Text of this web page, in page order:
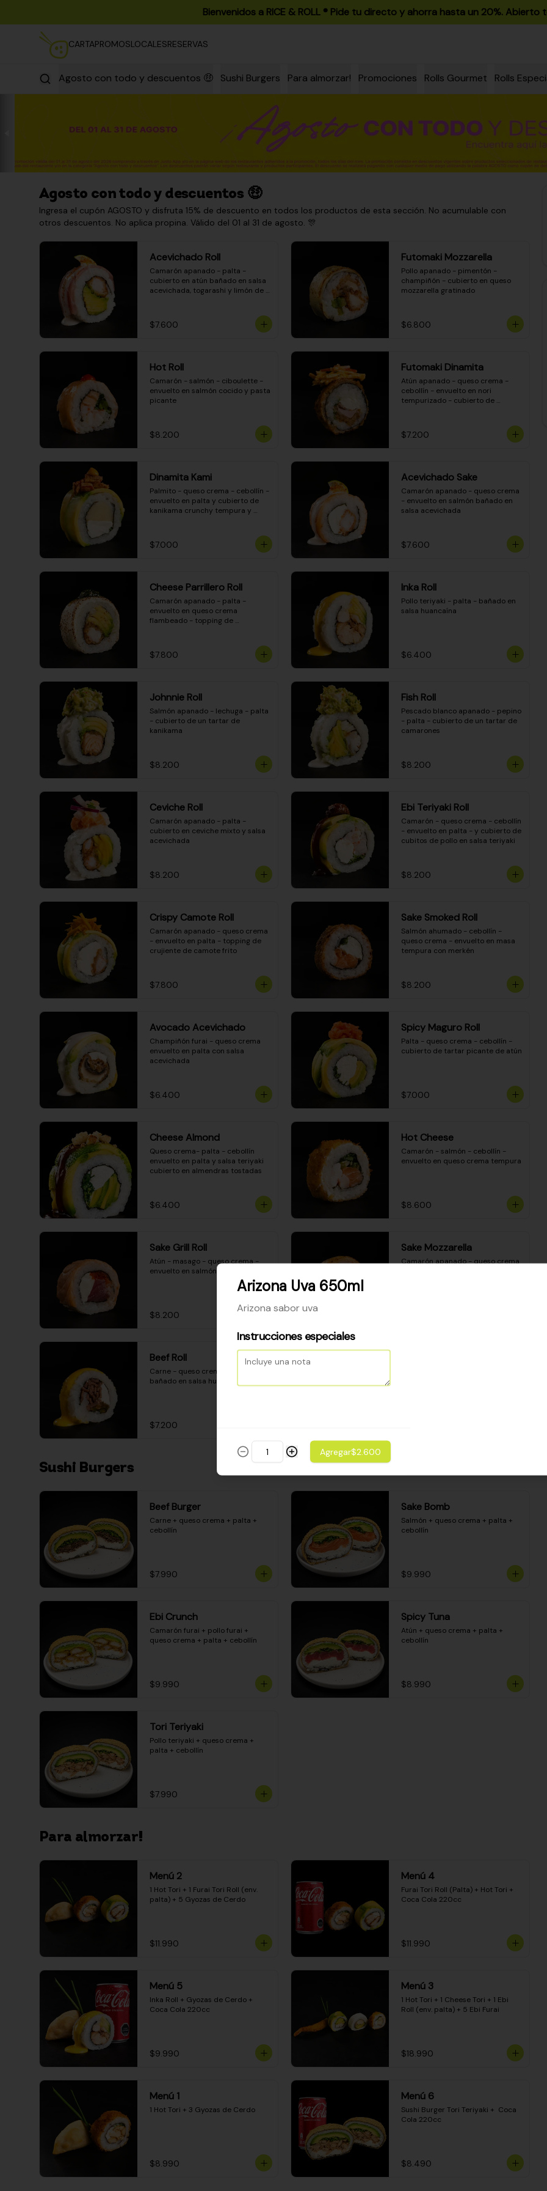
Bienvenidos a RICE & ROLL ®️ Pide tu directo y ahorra hasta un 20%. Abierto
CARTAPROMOSLOCALESRESERVAS
Agosto con todo y descuentos 🤑 Sushi Burgers Para almorzar! Promociones Rolls Gourmet Rolls
Agosto con todo y descuentos 🤑
Ingresa el cupón AGOSTO y disfruta 15% de descuento en todos los productos de esta sección. No acumulable con
otros descuentos. No aplica propina. Válido del 01 al 31 de agosto. 🎊
Acevichado Roll
Camarón apanado - palta -
cubierto en atún bañado en salsa
acevichada, togarashi y limón de
$7.600
Futomaki Mozzarella
Pollo apanado - pimentón -
champiñón - cubierto en queso
mozzarella gratinado
$6.800
Hot Roll
Camarón - salmón - ciboulette -
envuelto en salmón cocido y pasta
picante
$8.200
Futomaki Dinamita
Atún apanado - queso crema -
cebollín - envuelto en nori
tempurizado - cubierto de
$7.200
Dinamita Kami
Palmito - queso crema - cebollín -
envuelto en palta y cubierto de
kanikama crunchy tempura y
$7.000
Acevichado Sake
Camarón apanado - queso crema
- envuelto en salmón bañado en
salsa acevichada
$7.600
Cheese Parrillero Roll
Camarón apanado - palta -
envuelto en queso crema
flambeado - topping de
$7.800
Inka Roll
Pollo teriyaki - palta - bañado en
salsa huancaína
$6.400
Johnnie Roll
Salmón apanado - lechuga - palta
- cubierto de un tartar de
kanikama
$8.200
Fish Roll
Pescado blanco apanado - pepino
- palta - cubierto de un tartar de
camarones
$8.200
Ceviche Roll
Camarón apanado - palta -
cubierto en ceviche mixto y salsa
acevichada
$8.200
Ebi Teriyaki Roll
Camarón - queso crema - cebollín
- envuelto en palta - y cubierto de
cubitos de pollo en salsa teriyaki
$8.200
Crispy Camote Roll
Camarón apanado - queso crema
- envuelto en palta - topping de
crujiente de camote frito
$7.800
Sake Smoked Roll
Salmón ahumado - cebollín -
queso crema - envuelto en masa
tempura con merkén
$8.200
Avocado Acevichado
Champiñón furai - queso crema
envuelto en palta con salsa
acevichada
$6.400
Spicy Maguro Roll
Palta - queso crema - cebollín -
cubierto de tartar picante de atún
$7.000
Cheese Almond
Queso crema- palta - cebollín
envuelto en palta y salsa teriyaki
cubierto en almendras tostadas
$6.400
Hot Cheese
Camarón - salmón - cebollín -
envuelto en queso crema tempura
$8.600
Sake Grill Roll
Atún - masago - queso crema -
envuelto en salmón gratinado
$8.200
Sake Mozzarella
Camarón apanado - queso crema
Beef Roll
Carne - queso crema - pimentón -
bañado en salsa huancaína
$7.200
Sushi Burgers
Beef Burger
Carne + queso crema + palta +
cebollín
$7.990
Sake Bomb
Salmón + queso crema + palta +
cebollín
$9.990
Ebi Crunch
Camarón furai + pollo furai +
queso crema + palta + cebollín
$9.990
Spicy Tuna
Atún + queso crema + palta +
cebollín
$8.990
Tori Teriyaki
Pollo teriyaki + queso crema +
palta + cebollín
$7.990
Para almorzar!
Menú 2
1 Hot Tori + 1 Furai Tori Roll (env.
palta) + 5 Gyozas de Cerdo
$11.990
Menú 4
Furai Tori Roll (Palta) + Hot Tori +
Coca Cola 220cc
$11.990
Menú 5
Inka Roll + Gyozas de Cerdo +
Coca Cola 220cc
$9.990
Menú 3
1 Hot Tori + 1 Cheese Tori + 1 Ebi
Roll (env. palta) + 5 Ebi Furai
$18.990
Menú 1
1 Hot Tori + 3 Gyozas de Cerdo
$8.990
Menú 6
Sushi Burger Tori Teriyaki +  Coca
Cola 220cc
$8.490
Arizona Uva 650ml
Arizona sabor uva
Instrucciones especiales
Agregar$2.600